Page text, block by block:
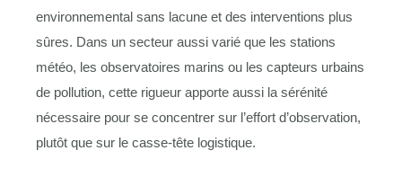
environnemental sans lacune et des interventions plus
sûres. Dans un secteur aussi varié que les stations
météo, les observatoires marins ou les capteurs urbains
de pollution, cette rigueur apporte aussi la sérénité
nécessaire pour se concentrer sur l’effort d’observation,
plutôt que sur le casse-tête logistique.